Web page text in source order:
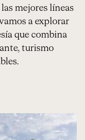
mejores líneas
a explorar
que combina
turismo